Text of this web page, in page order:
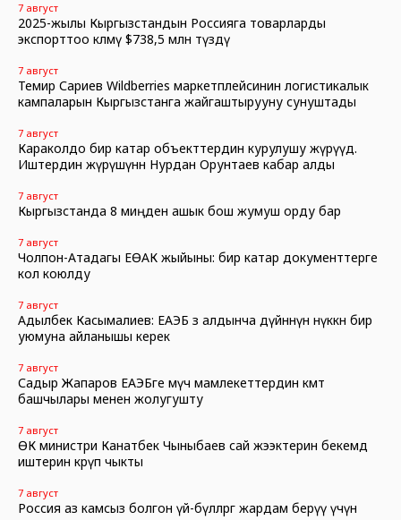
7 август
2025-жылы Кыргызстандын Россияга товарларды
экспорттоо көлөмү $738,5 млн түздү
7 август
Темир Сариев Wildberries маркетплейсинин логистикалык
кампаларын Кыргызстанга жайгаштырууну сунуштады
7 август
Караколдо бир катар объекттердин курулушу жүрүүдө.
Иштердин жүрүшүнөн Нурдан Орунтаев кабар алды
7 август
Кыргызстанда 8 миңден ашык бош жумуш орду бар
7 август
Чолпон-Атадагы ЕӨАК жыйыны: бир катар документтерге
кол коюлду
7 август
Адылбек Касымалиев: ЕАЭБ өз алдынча дүйнөнүн өнүккөн бир
уюмуна айланышы керек
7 август
Садыр Жапаров ЕАЭБге мүчө мамлекеттердин өкмөт
башчылары менен жолугушту
7 август
ӨК министри Канатбек Чыныбаев сай жээктерин бекемдөө
иштерин көрүп чыкты
7 август
Россия аз камсыз болгон үй-бүлөлөргө жардам берүү үчүн